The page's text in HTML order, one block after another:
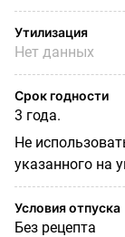
Утилизация
Нет данных
Срок годности
3 года.
Не
указанного на
Условия отпуска
Без рецепта